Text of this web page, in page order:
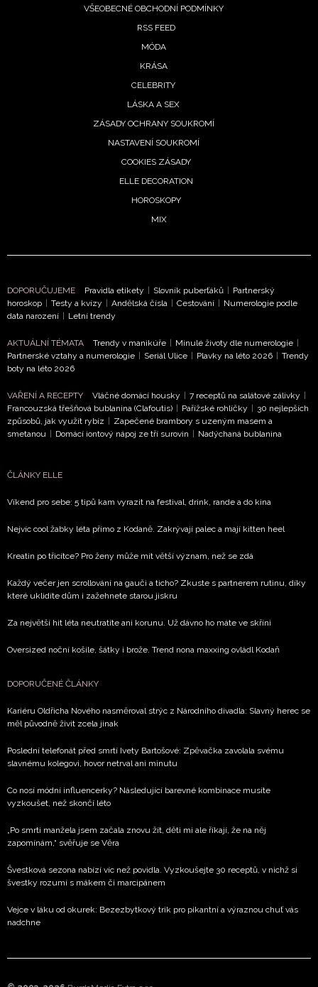
NEWSLETTER
ODESLAT
Přihlášením k newsletteru souhlasíte sObchodními
ochrany soukromí
Vašimi údaji pracovat zejména k organizaci a
informace od našich partnerů? Pokud souhlasíte se
soukromí BurdaMedia Extra s.r.o., zaškrtněte toto pole.
VŠEOBECNÉ OBCHODNÍ PODMÍNKY
RSS FEED
MÓDA
KRÁSA
CELEBRITY
LÁSKA A SEX
ZÁSADY OCHRANY SOUKROMÍ
NASTAVENÍ SOUKROMÍ
COOKIES ZÁSADY
ELLE DECORATION
HOROSKOPY
MIX
DOPORUČUJEME Pravidla etikety Slovník puberťáků
Partnerský
horoskop
Testy a kvízy Andělská čísla Cestování
Numerologie podle
data narození
Letní trendy
AKTUÁLNÍ TÉMATA Trendy v manikúře Minulé životy dle numerologie
Partnerské vztahy a numerologie
Seriál Ulice Plavky na léto 2026
Trendy
boty na léto 2026
VAŘENÍ A RECEPTY Vláčné domácí housky 7 receptů na salátové zálivky
Francouzská třešňová bublanina (Clafoutis)
Pařížské rohlíčky
30 nejlepších
způsobů, jak využít rybíz
Zapečené brambory s uzeným masem a
smetanou
Domácí iontový nápoj ze tří surovin Nadýchaná bublanina
ČLÁNKY ELLE
Víkend pro sebe: 5 tipů kam vyrazit na festival, drink, rande a do kina
Nejvíc cool žabky léta přímo z Kodaně. Zakrývají palec a mají kitten heel
Kreatin po třicítce? Pro ženy může mít větší význam, než se zdá
Každý večer jen scrollování na gauči a ticho? Zkuste s partnerem rutinu, díky
které uklidíte dům i zažehnete starou jiskru
Za největší hit léta neutratíte ani korunu. Už dávno ho máte ve skříni
Oversized noční košile, šátky i brože. Trend nona maxxing ovládl Kodaň
DOPORUČENÉ ČLÁNKY
Kariéru Oldřicha Nového nasměroval strýc z Národního divadla: Slavný herec se
měl původně živit zcela jinak
Poslední telefonát před smrtí Ivety Bartošové: Zpěvačka zavolala svému
slavnému kolegovi, hovor netrval ani minutu
Co nosí módní influencerky? Následující barevné kombinace musíte
vyzkoušet, než skončí léto
„Po smrti manžela jsem začala znovu žít, děti mi ale říkají, že na něj
zapomínám,“ svěřuje se Věra
Švestková sezona nabízí víc než povidla. Vyzkoušejte 30 receptů, v nichž si
švestky rozumí s mákem či marcipánem
Vejce v láku od okurek: Bezezbytkový trik pro pikantní a výraznou chuť vás
nadchne